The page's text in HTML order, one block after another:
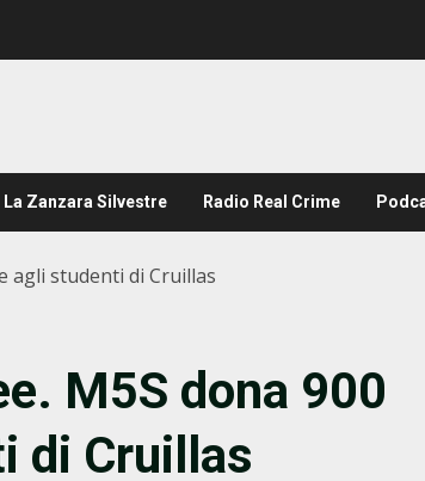
La Zanzara Silvestre Radio Real Crime
agli studenti di Cruillas
M5S dona 900
di Cruillas